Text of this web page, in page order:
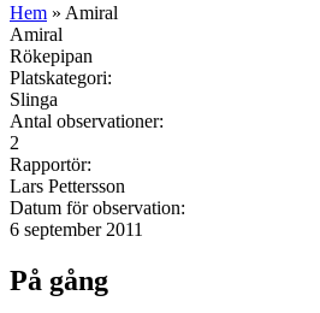
Hem » Amiral
Amiral
Rökepipan
Platskategori:
Slinga
Antal observationer:
2
Rapportör:
Lars Pettersson
Datum för observation:
6 september 2011
På gång